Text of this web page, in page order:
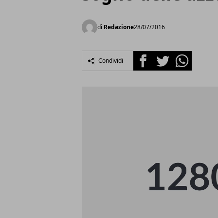
di Redazione28/07/2016
Condividi FacebookTwitterWhatsapp